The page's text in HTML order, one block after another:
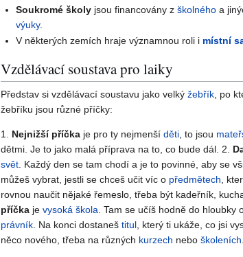
Soukromé školy jsou financovány zškolného a
výuky.
V některých zemích hraje významnou roli i místní
Vzdělávací soustava pro laiky
Představ si vzdělávací soustavu jako velký žebřík , po
žebříku jsou různé příčky:
1. Nejnižší příčka je pro ty nejmenší děti , to jsou
dětmi. Je to jako malá příprava na to, co bude dál. 2.
svět . Každý den se tam chodí a je to povinné, aby se
můžeš vybrat, jestli se chceš učit víc o předmětech ,
rovnou naučit nějaké řemeslo, třeba být kadeřník,
příčka je vysoká škola . Tam se učíš hodně do
právník . Na konci dostaneš titul , který ti ukáže, co jsi
něco nového, třeba na různých kurzech nebo školeních